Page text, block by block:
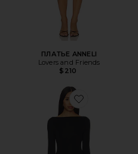
ПЛАТЬЕ ANNELI
Lovers and Friends
$210
Favorite ПЛАТЬЕ